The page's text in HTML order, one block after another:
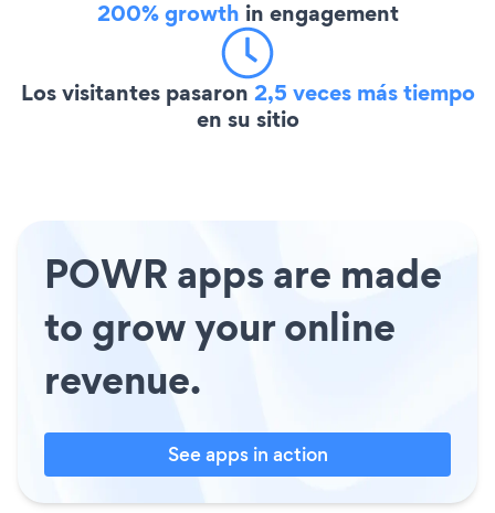
200% growth in engagement
Los visitantes pasaron 2,5 veces más tiempo
en su sitio
POWR apps are made
to grow your online
revenue.
See apps in action